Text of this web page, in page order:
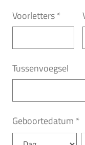
Voorletters*
Tussenvoegsel
Geboortedatum *